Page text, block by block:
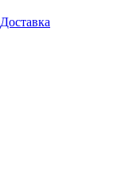
Доставка